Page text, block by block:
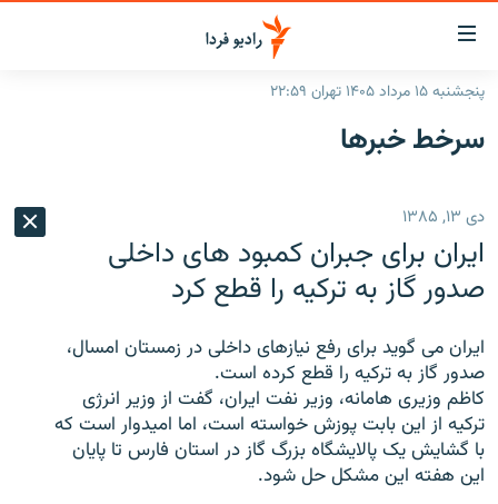
لینک‌های
قابلیت
دسترسی
بازگشت
اصلی
رفتن
صفحه
ایران
رادیو
انتخاب کنید و بشنوید
فرکانس‌ها
پادکست
گزارش‌های تصویری
گزارش‌های ویدئویی
زنان فردا
English
به ما بپیوندید
پنجشنبه ۱۵ مرداد ۱۴۰۵ تهران ۲۲:۵۹
سرخط‌ خبرها
دی ۱۳, ۱۳۸۵
ایران برای جبران کمبود های داخلی
صدور گاز به ترکیه را قطع کرد
ایران می گوید برای رفع نیازهای داخلی در زمستان امسال،
صدور گاز به ترکیه را قطع کرده است.
کاظم وزیری هامانه، وزیر نفت ایران، گفت از وزیر انرژی
ترکیه از این بابت پوزش خواسته است، اما امیدوار است که
با گشایش یک پالایشگاه بزرگ گاز در استان فارس تا پایان
این هفته این مشکل حل شود.